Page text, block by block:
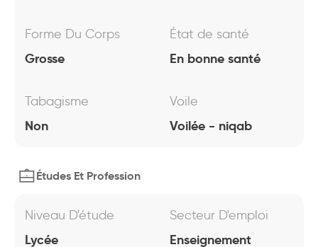
Forme Du Corps
Grosse
État de santé
En bonne santé
Tabagisme
Non
Voile
Voilée - niqab
Études Et Profession
Niveau D'étude
Lycée
Secteur D'emploi
Enseignement